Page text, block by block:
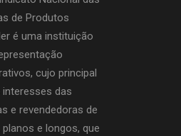
de Produtos
é uma instituição
cujo principal
das
e revendedoras de
e longos, que